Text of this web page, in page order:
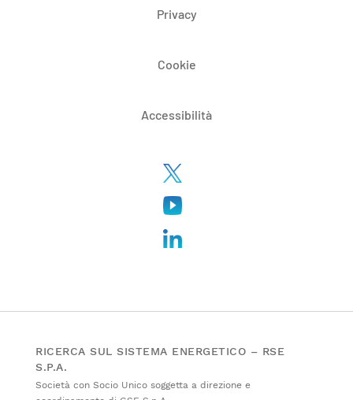
Privacy
Cookie
Accessibilità
RICERCA SUL SISTEMA ENERGETICO – RSE
S.P.A.
Società con Socio Unico soggetta a direzione e